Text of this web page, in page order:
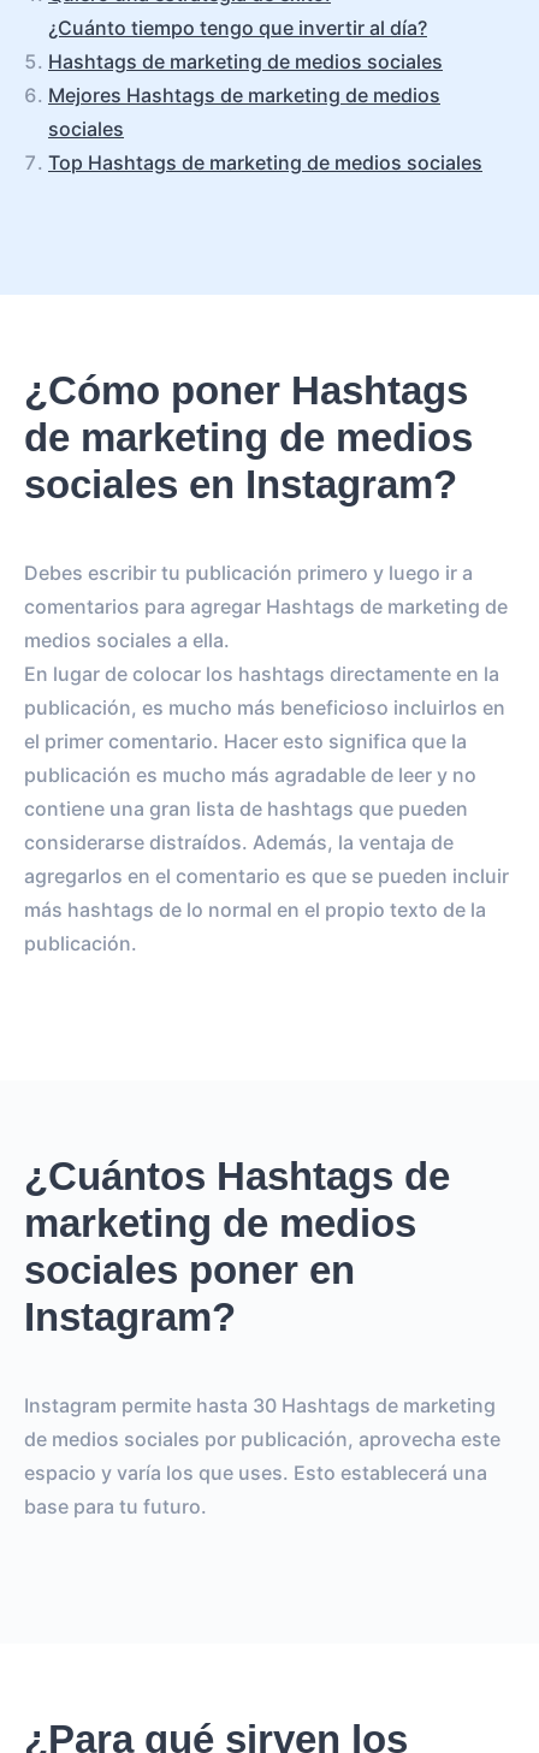
¿Cuánto tiempo tengo que invertir al día?
Hashtags de marketing de medios sociales
Mejores Hashtags de marketing de medios
sociales
Top Hashtags de marketing de medios sociales
¿Cómo poner Hashtags
de marketing de medios
sociales en Instagram?
Debes escribir tu publicación primero y luego ir a
comentarios para agregar Hashtags de marketing de
medios sociales a ella.
En lugar de colocar los hashtags directamente en la
publicación, es mucho más beneficioso incluirlos en
el primer comentario. Hacer esto significa que la
publicación es mucho más agradable de leer y no
contiene una gran lista de hashtags que pueden
considerarse distraídos. Además, la ventaja de
agregarlos en el comentario es que se pueden incluir
más hashtags de lo normal en el propio texto de la
publicación.
¿Cuántos Hashtags de
marketing de medios
sociales poner en
Instagram?
Instagram permite hasta 30 Hashtags de marketing
de medios sociales por publicación, aprovecha este
espacio y varía los que uses. Esto establecerá una
base para tu futuro.
¿Para qué sirven los